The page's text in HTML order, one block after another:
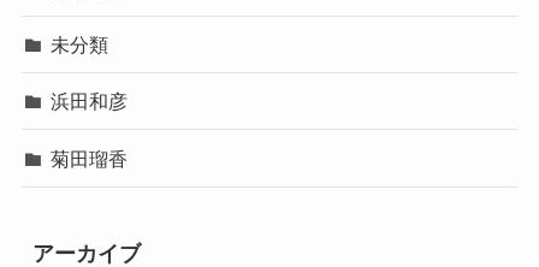
未分類
浜田和彦
菊田瑠香
アーカイブ